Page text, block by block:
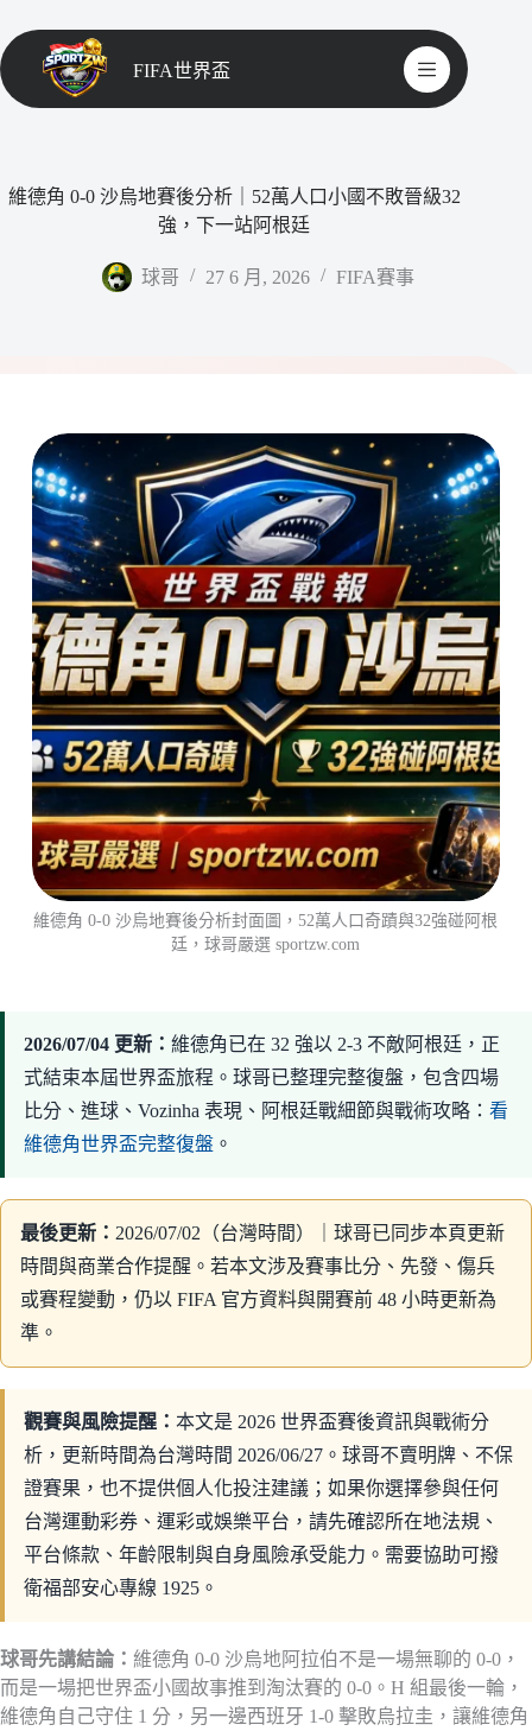
FIFA世界盃
維德角 0-0 沙烏地賽後分析｜52萬人口小國不敗晉級32
強，下一站阿根廷
球哥 27 6 月, 2026 FIFA賽事
維德角 0-0 沙烏地賽後分析封面圖，52萬人口奇蹟與32強碰阿根
廷，球哥嚴選 sportzw.com
2026/07/04 更新： 維德角已在 32 強以 2-3 不敵阿根廷，正
式結束本屆世界盃旅程。球哥已整理完整復盤，包含四場
比分、進球、Vozinha 表現、阿根廷戰細節與戰術攻略： 看
維德角世界盃完整復盤 。
最後更新： 2026/07/02（台灣時間）｜球哥已同步本頁更新
時間與商業合作提醒。若本文涉及賽事比分、先發、傷兵
或賽程變動，仍以 FIFA 官方資料與開賽前 48 小時更新為
準。
觀賽與風險提醒： 本文是 2026 世界盃賽後資訊與戰術分
析，更新時間為台灣時間 2026/06/27。球哥不賣明牌、不保
證賽果，也不提供個人化投注建議；如果你選擇參與任何
台灣運動彩券、運彩或娛樂平台，請先確認所在地法規、
平台條款、年齡限制與自身風險承受能力。需要協助可撥
衛福部安心專線 1925。
球哥先講結論： 維德角 0-0 沙烏地阿拉伯不是一場無聊的 0-0，
而是一場把世界盃小國故事推到淘汰賽的 0-0。H 組最後一輪，
維德角自己守住 1 分，另一邊西班牙 1-0 擊敗烏拉圭，讓維德角